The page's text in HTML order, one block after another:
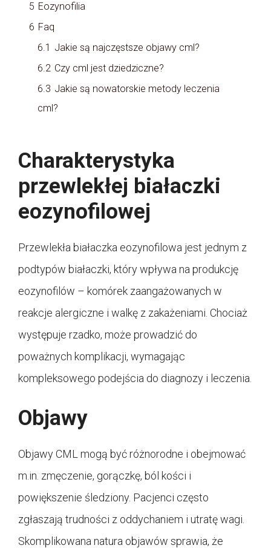
5 Eozynofilia
6 Faq
6.1 Jakie są najczęstsze objawy cml?
6.2 Czy cml jest dziedziczne?
6.3 Jakie są nowatorskie metody leczenia
cml?
Charakterystyka
przewlekłej białaczki
eozynofilowej
Przewlekła białaczka eozynofilowa jest jednym z
podtypów białaczki, który wpływa na produkcję
eozynofilów – komórek zaangażowanych w
reakcje alergiczne i walkę z zakażeniami. Chociaż
występuje rzadko, może prowadzić do
poważnych komplikacji, wymagając
kompleksowego podejścia do diagnozy i leczenia.
Objawy
Objawy CML mogą być różnorodne i obejmować
m.in. zmęczenie, gorączkę, ból kości i
powiększenie śledziony. Pacjenci często
zgłaszają trudności z oddychaniem i utratę wagi.
Skomplikowana natura objawów sprawia, że